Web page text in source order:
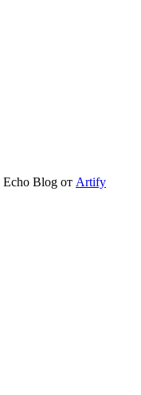
Echo Blog от Artify